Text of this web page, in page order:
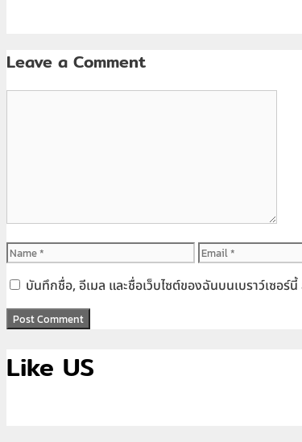
Leave a Comment
Name Email
บันทึกชื่อ, อีเมล และชื่อเว็บไซต์ของฉันบนเบราว์เซอร์
Like US